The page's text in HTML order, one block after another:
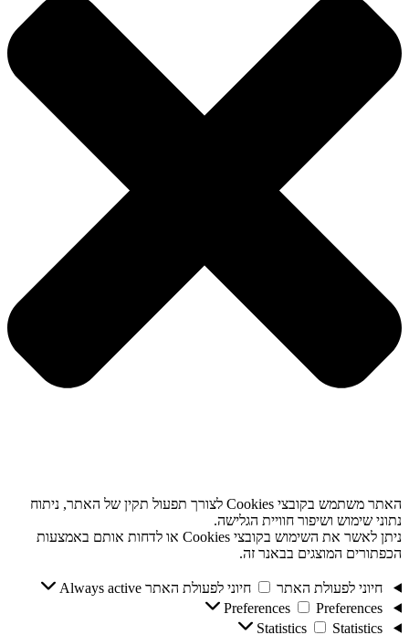
האתר משתמש בקובצי Cookies לצורך תפעול תקין של האתר, ניתוח
נתוני שימוש ושיפור חוויית הגלישה.
ניתן לאשר את השימוש בקובצי Cookies או לדחות אותם באמצעות
הכפתורים המוצגים בבאנר זה.
חיוני לפעולת האתר חיוני לפעולת האתר Always active
Preferences
Preferences
Statistics
Statistics